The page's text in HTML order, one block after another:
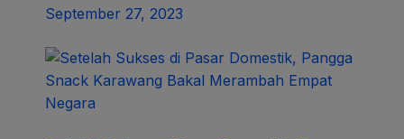
September 27, 2023